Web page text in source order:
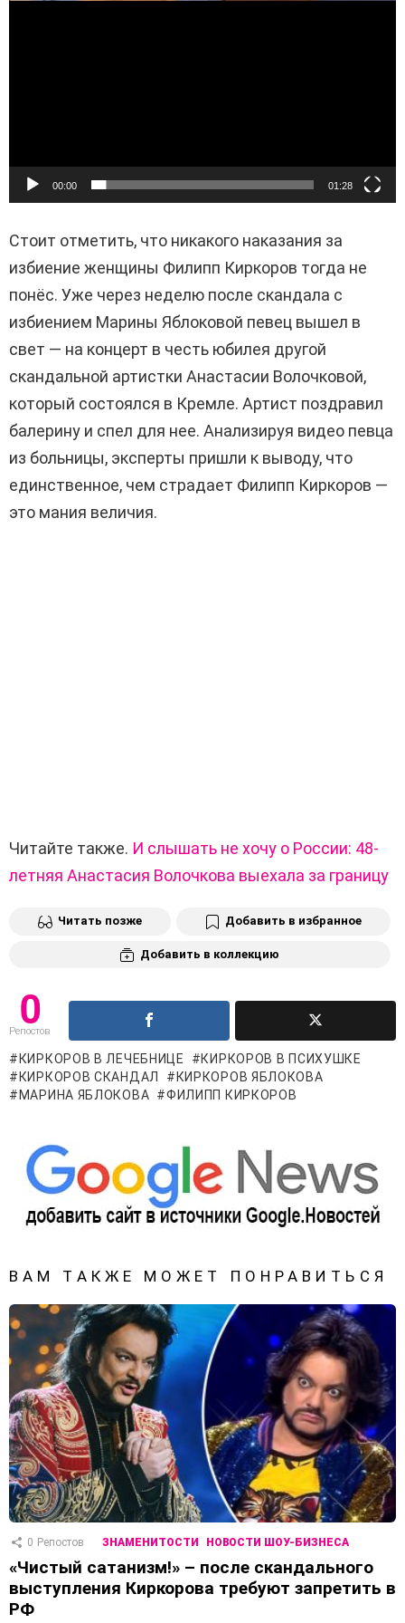
00:00 01:28
Стоит отметить, что никакого наказания за
избиение женщины Филипп Киркоров тогда не
понёс. Уже через неделю после скандала с
избиением Марины Яблоковой певец вышел в
свет — на концерт в честь юбилея другой
скандальной артистки Анастасии Волочковой,
который состоялся в Кремле. Артист поздравил
балерину и спел для нее. Анализируя видео певца
из больницы, эксперты пришли к выводу, что
единственное, чем страдает Филипп Киркоров —
это мания величия.
Читайте также. И слышать не хочу о России: 48-
летняя Анастасия Волочкова выехала за границу
Читать позже Добавить в избранное
Добавить в коллекцию
0
Репостов
КИРКОРОВ В ЛЕЧЕБНИЦЕ
КИРКОРОВ В ПСИХУШКЕ
КИРКОРОВ СКАНДАЛ
КИРКОРОВ ЯБЛОКОВА
МАРИНА ЯБЛОКОВА
ФИЛИПП КИРКОРОВ
ВАМ ТАКЖЕ МОЖЕТ ПОНРАВИТЬСЯ
0 Репостов ЗНАМЕНИТОСТИ НОВОСТИ ШОУ-БИЗНЕСА
«Чистый сатанизм!» – после скандального
выступления Киркорова требуют запретить в
РФ